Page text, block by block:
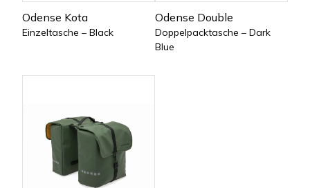
Odense Kota
Einzeltasche – Black
Odense Double
Doppelpacktasche – Dark
Blue